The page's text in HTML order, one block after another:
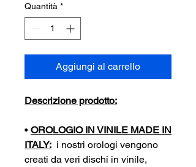
Quantità *
Aggiungi al carrello
Descrizione prodotto:
• OROLOGIO IN VINILE MADE IN
ITALY: i nostri orologi vengono
creati da veri dischi in vinile,